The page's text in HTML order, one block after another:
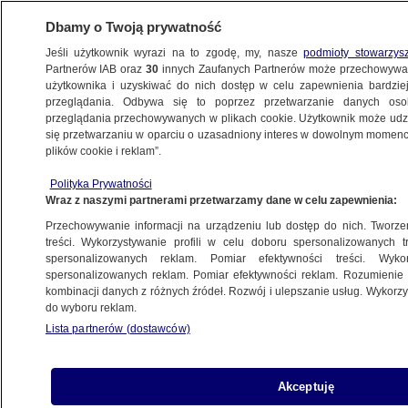
METEO
NAJNOWSZE
morzem "Koronę Himalajów"
28.06.2014, 08:16
Udostępnij
Dbamy o Twoją prywatność
Jeśli użytkownik wyrazi na to zgodę, my, naszepodmioty
Partnerów IAB oraz30 innych Zaufanych Partnerów może
użytkownika i uzyskiwać do nich dostęp w celu zapewnienia
przeglądania. Odbywa się to poprzez przetwarzanie danych
przeglądania przechowywanych w plikach cookie. Użytkownik może
się przetwarzaniu w oparciu o uzasadniony interes w dowolnym
plików cookie i reklam”.
Polityka Prywatności
Wraz z naszymi partnerami przetwarzamy dane w celu zapewnienia:
Przechowywanie informacji na urządzeniu lub dostęp do nich.
treści. Wykorzystywanie profili w celu doboru spersonalizowanych
spersonalizowanych reklam. Pomiar efektywności treści.
spersonalizowanych reklam. Pomiar efektywności reklam.
kombinacji danych z różnych źródeł. Rozwój i ulepszanie usług.
do wyboru reklam.
Lista partnerów (dostawców)
Akceptuję